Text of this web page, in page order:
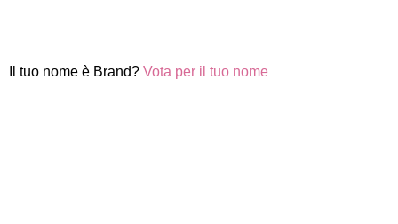
Il tuo nome è Brand? Vota per il tuo nome